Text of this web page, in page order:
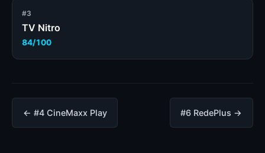
#3
TV Nitro
84/100
← #4 CineMaxx Play #6 RedePlus →